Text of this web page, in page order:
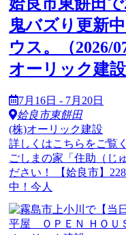
鬼バズり更新
ウス。（2026/
オーリック建設
7月16日 - 7月20日
姶良市東餅田
(株)オーリック建設
詳しくはこちらをご覧
ごしまの家「住助（じ
ださい！ 【姶良市】
中！今人